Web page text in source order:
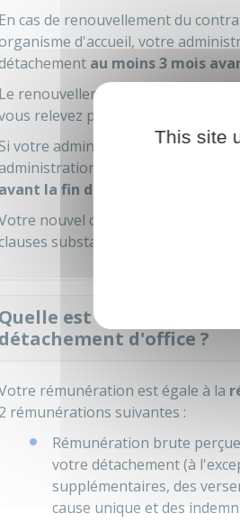
En cas de renouvellement du
d'accueil, votre
au moins 3 mois
Le renouvellement de votre
relevez pour la durée du
Si votre administration conclut un
vous informe du
avant la fin du contrat précédent
nouvel organisme d'accueil
substantielles du
Quelle est la
détachement d'office ?
rémunération est égale à la
2 rémunérations suivantes :
Rémunération brute
votre détachement (à
supplémentaires, des
cause unique et des
This site